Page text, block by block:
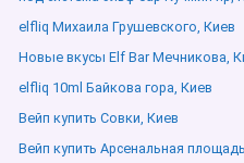
elfliq Михаила Грушевского, Киев
Новые вкусы Elf Bar Мечникова,
elfliq 10ml Байкова гора, Киев
Вейп купить Совки, Киев
Вейп купить Арсенальная